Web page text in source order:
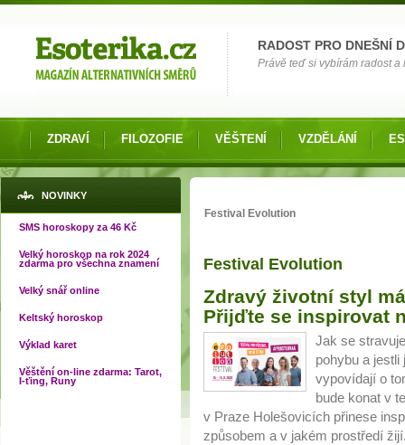
RADOST PRO DNEŠNÍ
Právě teď si vybírám radost a
ZDRAVÍ FILOZOFIE VĚŠTENÍ VZDĚLÁNÍ
NOVINKY
SMS horoskopy za 46 Kč
Velký horoskop na rok 2024
zdarma pro všechna znamení
Velký snář online
Keltský horoskop
Výklad karet
Věštění on-line zdarma: Tarot,
I-ťing, Runy
Festival Evolution
Festival Evolution
Zdravý životní styl
Přijďte se inspirovat
Jak se
pohybu a
vypovídají o
bude konat v
v Praze Holešovicích přinese
způsobem a v jakém prostředí